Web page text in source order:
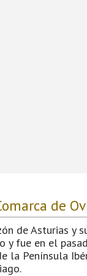
de
de Asturias y
y fue en el
la Península